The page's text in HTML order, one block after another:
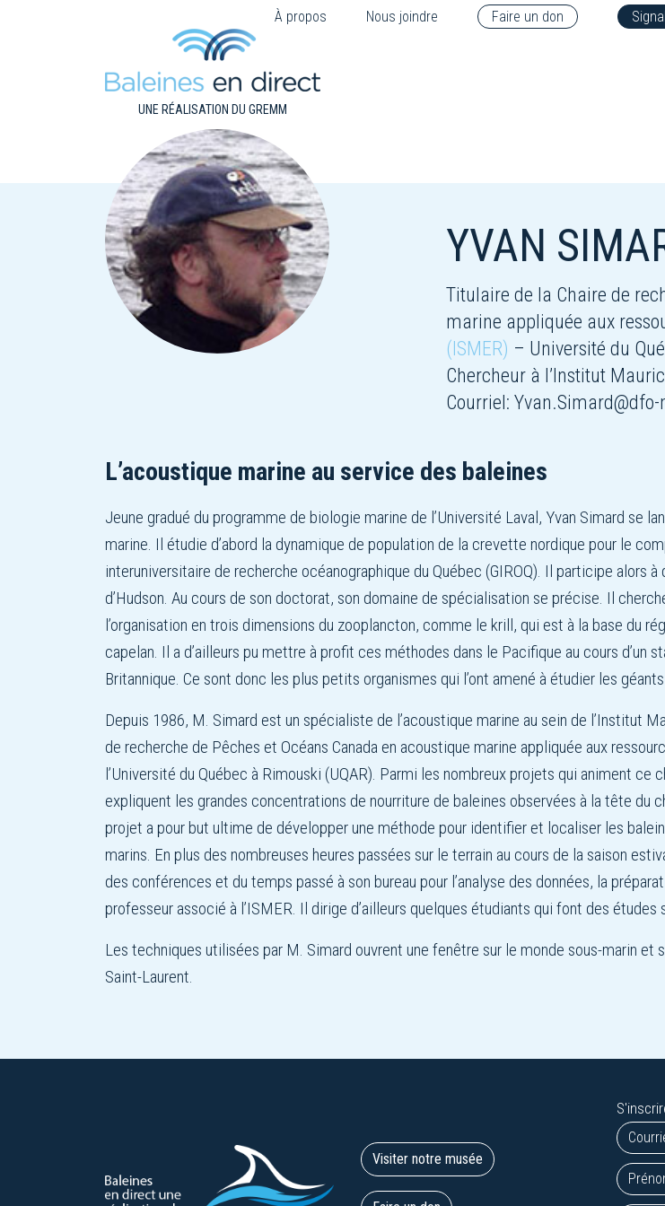
À propos Nous joindre Faire un don
UNE RÉALISATION DU GREMM
YVAN
Titulaire de la Chaire de
marine appliquée aux
(ISMER) – Université du
Chercheur à l’Institut
Courriel:
L’acoustique marine au service des baleines
Jeune gradué du programme de biologie marine de l’Université Laval, Yvan Simard se
marine. Il étudie d’abord la dynamique de population de la crevette nordique pour le
interuniversitaire de recherche océanographique du Québec (GIROQ). Il participe alors
d’Hudson. Au cours de son doctorat, son domaine de spécialisation se précise. Il
l’organisation en trois dimensions du zooplancton, comme le krill, qui est à la base du
capelan. Il a d’ailleurs pu mettre à profit ces méthodes dans le Pacifique au cours
Britannique. Ce sont donc les plus petits organismes qui l’ont amené à étudier les
Depuis 1986, M. Simard est un spécialiste de l’acoustique marine au sein de l’Institut
de recherche de Pêches et Océans Canada en acoustique marine appliquée aux
l’Université du Québec à Rimouski (UQAR). Parmi les nombreux projets qui animent
expliquent les grandes concentrations de nourriture de baleines observées à la tête du
projet a pour but ultime de développer une méthode pour identifier et localiser les
marins. En plus des nombreuses heures passées sur le terrain au cours de la saison
des conférences et du temps passé à son bureau pour l’analyse des données, la
professeur associé à l’ISMER. Il dirige d’ailleurs quelques étudiants qui font des études
Les techniques utilisées par M. Simard ouvrent une fenêtre sur le monde sous-marin
Saint-Laurent.
Visiter notre musée